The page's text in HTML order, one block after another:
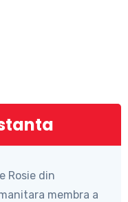
Rosie din
membra a